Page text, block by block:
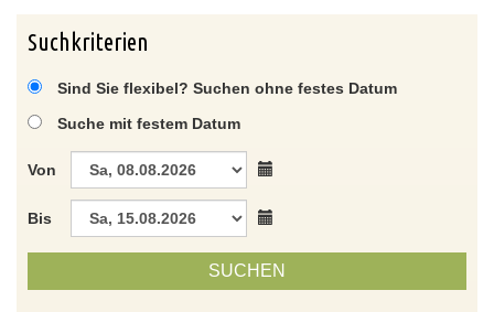
Suchkriterien
Sind Sie flexibel? Suchen ohne festes Datum
Suche mit festem Datum
Von
Bis
SUCHEN